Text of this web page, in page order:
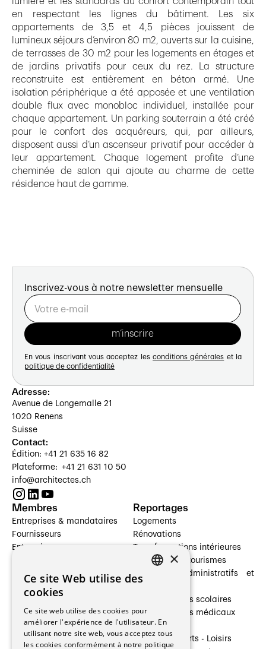
en respectant les lignes du bâtiment. Les six
appartements de 3,5 et 4,5 pièces jouissent de
lumineux séjours d’environ 80 m2, ouverts sur la cuisine,
de terrasses de 30 m2 pour les logements en étages et
de jardins privatifs pour ceux du rez. La structure
reconstruite est entièrement en béton armé. Une
isolation périphérique a été apposée et une ventilation
double flux avec monobloc individuel, installée pour
chaque appartement. Un parking souterrain a été créé
pour le confort des acquéreurs, qui, par ailleurs,
disposent aussi d’un ascenseur privatif pour accéder à
leur appartement. Chaque logement profite d’une
cheminée de salon qui ajoute au charme de cette
résidence haut de gamme.
Inscrivez-vous à notre newsletter mensuelle
En vous inscrivant vous acceptez les conditions générales et la
politique de confidentialité
Adresse:
Avenue de Longemalle 21
1020 Renens
Suisse
Contact:
Édition: +41 21 635 16 82
Plateforme: +41 21 631 10 50
info@architectes.ch
Membres
Entreprises & mandataires
Fournisseurs
Entreprises
Architectes paysagistes
Architectes d'intérieur
Entreprises générales
Ingénieurs et mandataires
Reportages
Logements
Rénovations
Transformations intérieures
Hôtelleries et tourismes
Bâtiments administratifs et
Établissements scolaires
Établissements médicaux
Villas
Cultures - Sports - Loisirs
×
Ce site Web utilise des
cookies
Ce site web utilise des cookies pour
améliorer l'expérience de l'utilisateur. En
utilisant notre site web, vous acceptez tous
les cookies conformément à notre politique